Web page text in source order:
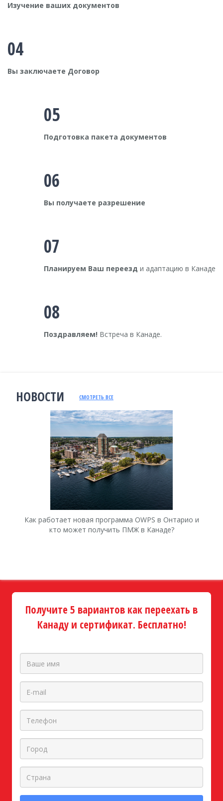
Изучение ваших документов
04
Вы заключаете Договор
05
Подготовка пакета документов
06
Вы получаете разрешение
07
Планируем Ваш переезд и адаптацию в Канаде
08
Поздравляем! Встреча в Канаде.
НОВОСТИ СМОТРЕТЬ ВСЕ
Как работает новая программа OWPS в Онтарио и
кто может получить ПМЖ в Канаде?
Получите 5 вариантов как переехать в
Канаду и сертификат. Бесплатно!